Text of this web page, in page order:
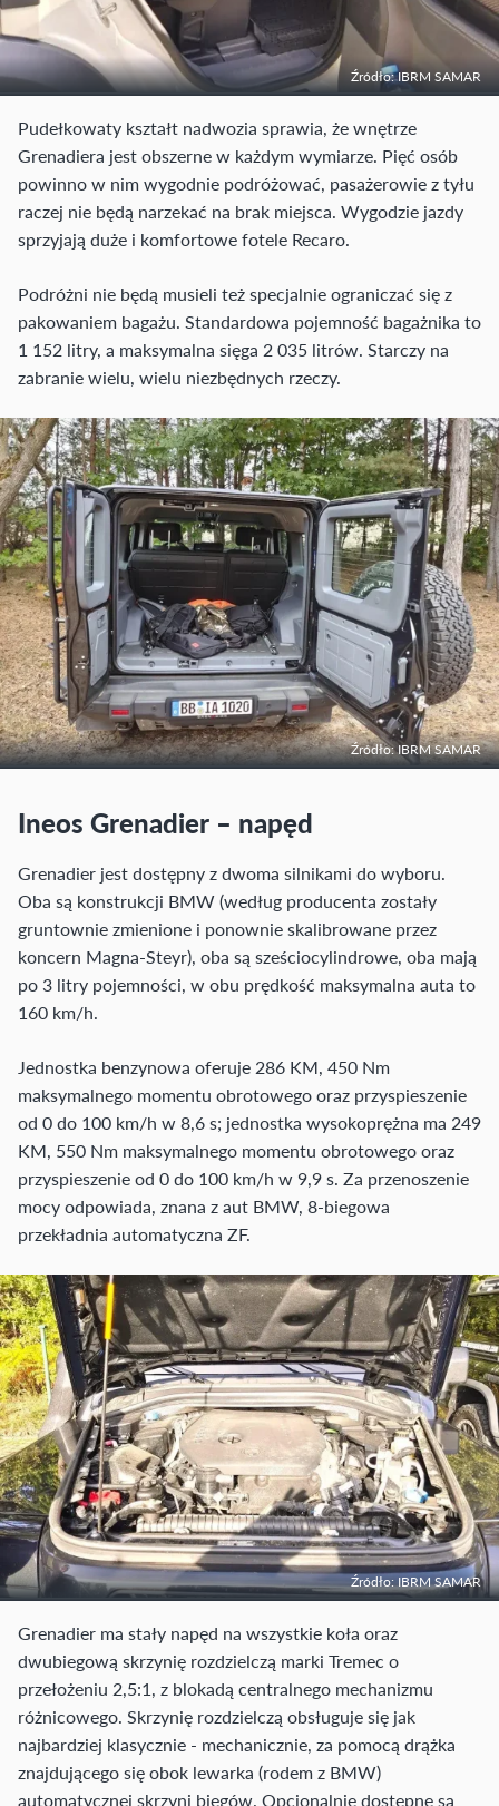
Źródło: IBRM SAMAR
Pudełkowaty kształt nadwozia sprawia, że wnętrze
Grenadiera jest obszerne w każdym wymiarze. Pięć osób
powinno w nim wygodnie podróżować, pasażerowie z tyłu
raczej nie będą narzekać na brak miejsca. Wygodzie jazdy
sprzyjają duże i komfortowe fotele Recaro.
Podróżni nie będą musieli też specjalnie ograniczać się z
pakowaniem bagażu. Standardowa pojemność bagażnika to
1 152 litry, a maksymalna sięga 2 035 litrów. Starczy na
zabranie wielu, wielu niezbędnych rzeczy.
Źródło: IBRM SAMAR
Ineos Grenadier – napęd
Grenadier jest dostępny z dwoma silnikami do wyboru.
Oba są konstrukcji BMW (według producenta zostały
gruntownie zmienione i ponownie skalibrowane przez
koncern Magna-Steyr), oba są sześciocylindrowe, oba mają
po 3 litry pojemności, w obu prędkość maksymalna auta to
160 km/h.
Jednostka benzynowa oferuje 286 KM, 450 Nm
maksymalnego momentu obrotowego oraz przyspieszenie
od 0 do 100 km/h w 8,6 s; jednostka wysokoprężna ma 249
KM, 550 Nm maksymalnego momentu obrotowego oraz
przyspieszenie od 0 do 100 km/h w 9,9 s. Za przenoszenie
mocy odpowiada, znana z aut BMW, 8-biegowa
przekładnia automatyczna ZF.
Źródło: IBRM SAMAR
Grenadier ma stały napęd na wszystkie koła oraz
dwubiegową skrzynię rozdzielczą marki Tremec o
przełożeniu 2,5:1, z blokadą centralnego mechanizmu
różnicowego. Skrzynię rozdzielczą obsługuje się jak
najbardziej klasycznie - mechanicznie, za pomocą drążka
znajdującego się obok lewarka (rodem z BMW)
automatycznej skrzyni biegów. Opcjonalnie dostępne są